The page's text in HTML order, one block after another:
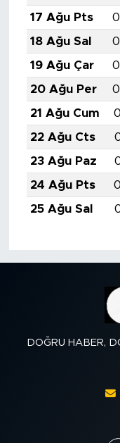
17 Ağu Pts
18 Ağu Sal
19 Ağu Çar
20 Ağu Per
21 Ağu Cum
22 Ağu Cts
23 Ağu Paz
24 Ağu Pts
25 Ağu Sal
DOĞRU HABER,